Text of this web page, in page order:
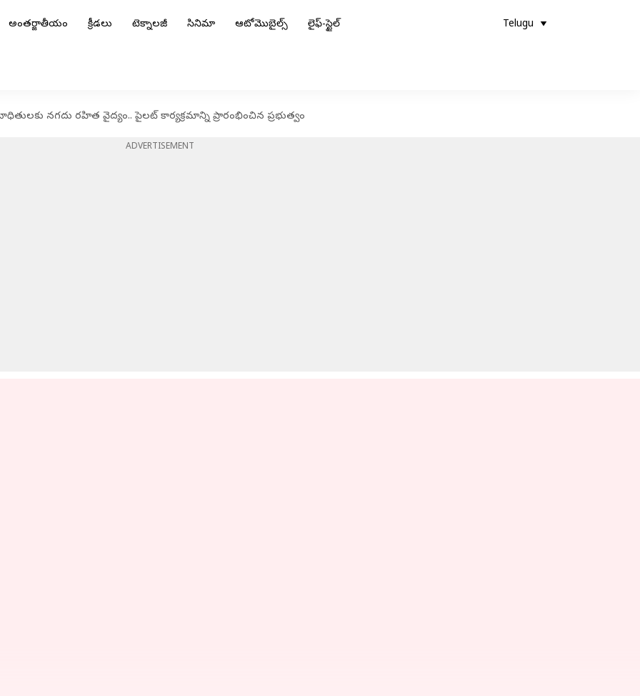
అంతర్జాతీయం క్రీడలు టెక్నాలజీ సినిమా ఆటోమొబైల్స్ లైఫ్-స్టైల్ Telugu
నగదు రహిత వైద్యం.. పైలట్ కార్యక్రమాన్ని ప్రారంభించిన ప్రభుత్వం
ADVERTISEMENT